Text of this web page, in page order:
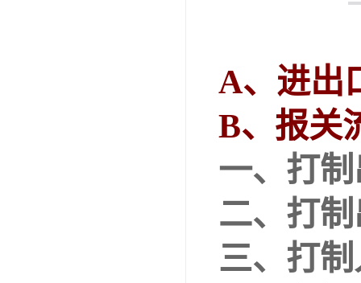
A、 进出
B、 报关
一、 打制
二、 打制
三、 打制